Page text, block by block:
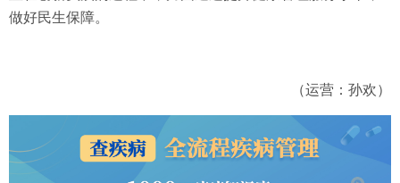
做好民生保障。
（运营：孙欢）